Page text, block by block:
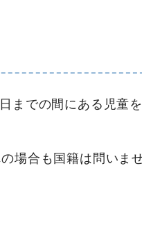
までの間にある児童
場合も国籍は問いませ